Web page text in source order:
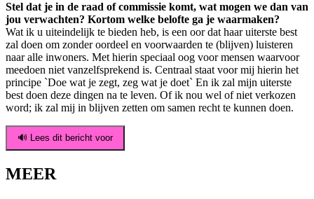
Stel dat je in de raad of commissie komt, wat mogen we dan van
jou verwachten? Kortom welke belofte ga je waarmaken?
Wat ik u uiteindelijk te bieden heb, is een oor dat haar uiterste best
zal doen om zonder oordeel en voorwaarden te (blijven) luisteren
naar alle inwoners. Met hierin speciaal oog voor mensen waarvoor
meedoen niet vanzelfsprekend is. Centraal staat voor mij hierin het
principe `Doe wat je zegt, zeg wat je doet` En ik zal mijn uiterste
best doen deze dingen na te leven. Of ik nou wel of niet verkozen
word; ik zal mij in blijven zetten om samen recht te kunnen doen.
🔊 Lees dit bericht voor
MEER